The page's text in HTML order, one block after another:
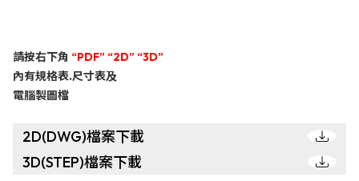
請按右下角 “PDF” “2D” “3D”
內有規格表.尺寸表及
電腦製圖檔
2D(DWG)檔案下載
3D(STEP)檔案下載